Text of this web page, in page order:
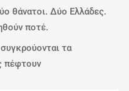
θάνατοι. Δύο Ελλάδες.
ποτέ.
τα
πέφτουν